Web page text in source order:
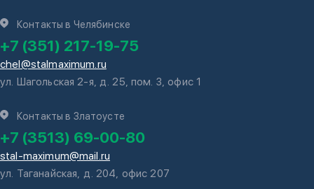
Контакты в Челябинске
+7 (351) 217-19-75
chel@stalmaximum.ru
ул. Шагольская 2-я, д. 25, пом. 3, офис 1
Контакты в Златоусте
+7 (3513) 69-00-80
stal-maximum@mail.ru
ул. Таганайская, д. 204, офис 207